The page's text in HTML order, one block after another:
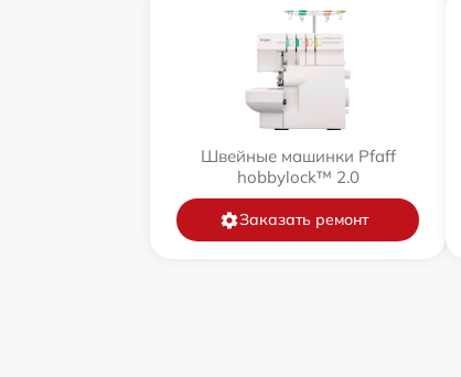
Швейные машинки Pfaff
hobbylock™ 2.0
Заказать ремонт